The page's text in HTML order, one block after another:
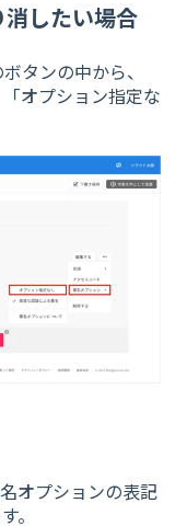
したい場合
タンの中から、
オプション指定な
オプションの表記
。